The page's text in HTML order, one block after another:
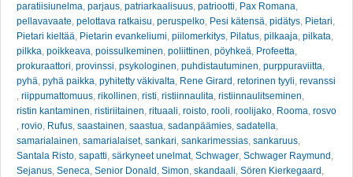
paratiisiunelma, parjaus, patriarkaalisuus, patriootti, Pax Romana,
pellavavaate, pelottava ratkaisu, peruspelko, Pesi kätensä, pidätys, Pietari,
Pietari kieltää, Pietarin evankeliumi, piilomerkitys, Pilatus, pilkaaja, pilkata,
pilkka, poikkeava, poissulkeminen, poliittinen, pöyhkeä, Profeetta,
prokuraattori, provinssi, psykologinen, puhdistautuminen, purppuraviitta,
pyhä, pyhä paikka, pyhitetty väkivalta, Rene Girard , retorinen tyyli, revanssi
, riippumattomuus, rikollinen, risti, ristiinnaulita, ristiinnaulitseminen,
ristin kantaminen, ristiriitainen, rituaali, roisto, rooli, roolijako, Rooma, rosvo
, rovio, Rufus, saastainen, saastua, sadanpäämies, sadatella,
samarialainen, samarialaiset, sankari, sankarimessias, sankaruus,
Santala Risto, sapatti, särkyneet unelmat, Schwager, Schwager Raymund ,
Sejanus, Seneca, Senior Donald , Simon, skandaali, Sören Kierkegaard ,